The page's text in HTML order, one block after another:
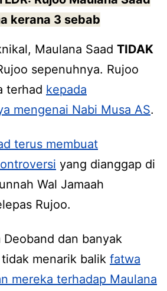
kerana 3 sebab
Maulana Saad TIDAK
sepenuhnya. Rujoo
terhad kepada
mengenai Nabi Musa AS.
terus membuat
yang dianggap di
Wal Jamaah
Rujoo.
Deoband dan banyak
menarik balik fatwa
mereka terhadap Maulana